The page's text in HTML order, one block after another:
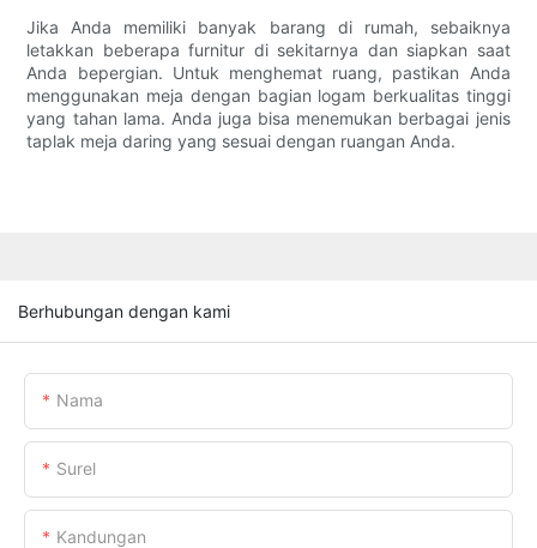
Jika Anda memiliki banyak barang di rumah, sebaiknya
letakkan beberapa furnitur di sekitarnya dan siapkan saat
Anda bepergian. Untuk menghemat ruang, pastikan Anda
menggunakan meja dengan bagian logam berkualitas tinggi
yang tahan lama. Anda juga bisa menemukan berbagai jenis
taplak meja daring yang sesuai dengan ruangan Anda.
Berhubungan dengan kami
Nama
Surel
Kandungan